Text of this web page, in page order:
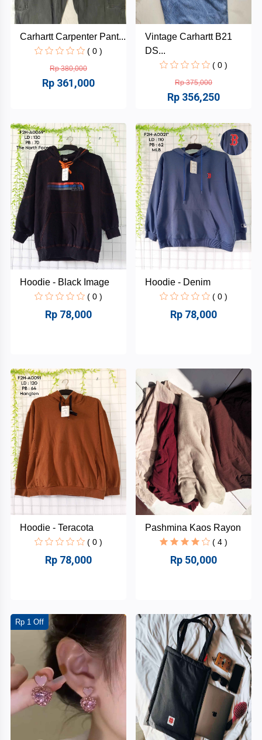
Carhartt Carpenter Pant...
( 0 )
Rp 380,000
Rp 361,000
Vintage Carhartt B21
DS...
( 0 )
Rp 375,000
Rp 356,250
Hoodie - Black Image
( 0 )
Rp 78,000
Hoodie - Denim
( 0 )
Rp 78,000
Hoodie - Teracota
( 0 )
Rp 78,000
Pashmina Kaos Rayon
( 4 )
Rp 50,000
Rp 1 Off